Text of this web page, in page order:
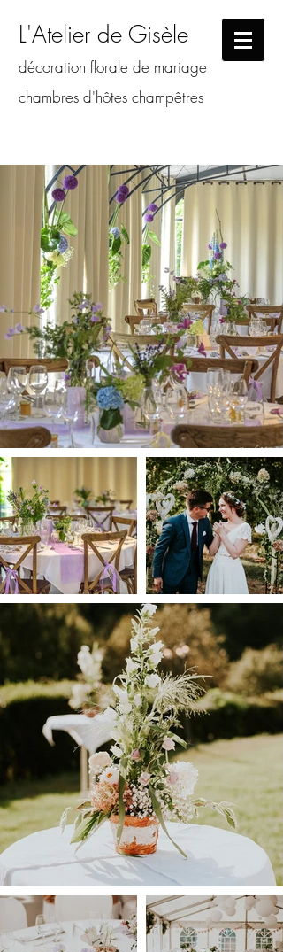
L'Atelier de Gisèle
décoration florale de mariage
chambres d'hôtes champêtres